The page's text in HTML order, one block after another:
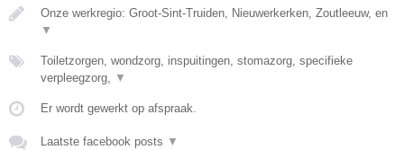
Onze werkregio: Groot-Sint-Truiden, Nieuwerkerken, Zoutleeuw, en
▼
Toiletzorgen, wondzorg, inspuitingen, stomazorg, specifieke
verpleegzorg, ▼
Er wordt gewerkt op afspraak.
Laatste facebook posts ▼